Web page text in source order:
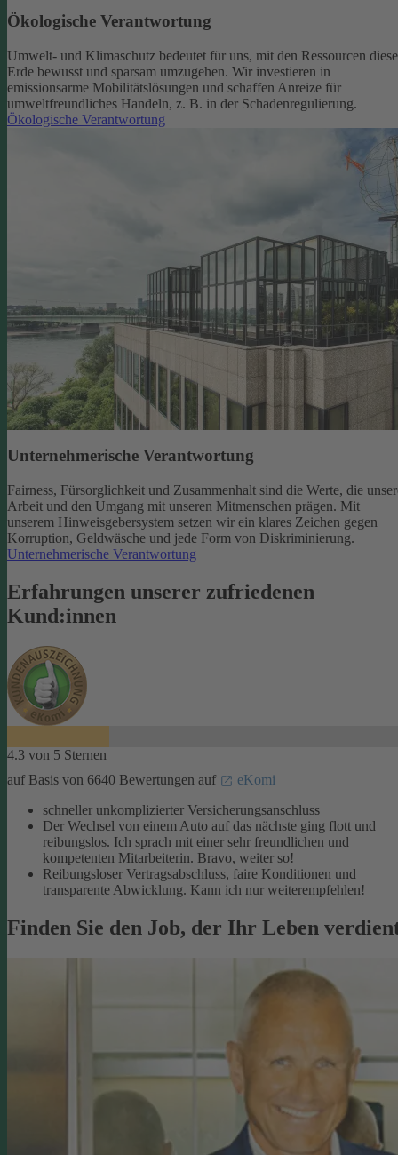
Ökologische Verantwortung
Umwelt- und Klimaschutz bedeutet für uns, mit den Ressourcen
Erde bewusst und sparsam umzugehen. Wir investieren in
emissionsarme Mobilitätslösungen und schaffen Anreize für
umweltfreundliches Handeln, z. B. in der Schadenregulierung.
Ökologische Verantwortung
Unternehmerische Verantwortung
Fairness, Fürsorglichkeit und Zusammenhalt sind die Werte, die
Arbeit und den Umgang mit unseren Mitmenschen prägen. Mit
unserem Hinweisgebersystem setzen wir ein klares Zeichen gegen
Korruption, Geldwäsche und jede Form von Diskriminierung.
Unternehmerische Verantwortung
Erfahrungen unserer zufriedenen
Kund:innen
4.3 von 5 Sternen
auf Basis von 6640 Bewertungen auf
eKomi
schneller unkomplizierter Versicherungsanschluss
Der Wechsel von einem Auto auf das nächste ging flott und
reibungslos. Ich sprach mit einer sehr freundlichen und
kompetenten Mitarbeiterin. Bravo, weiter so!
Reibungsloser Vertragsabschluss, faire Konditionen und
transparente Abwicklung. Kann ich nur weiterempfehlen!
Finden Sie den Job, der Ihr Leben